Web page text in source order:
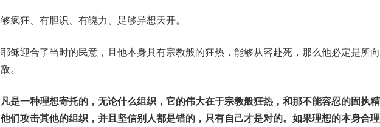
够疯狂、有胆识、有魄力、足够异想天开。
耶稣迎合了当时的民意，且他本身具有宗教般的狂热，能够从容赴死，那么他必定是所
敌。
凡是一种理想寄托的，无论什么组织，它的伟大在于宗教般狂热，和那不能容忍的固执
他们攻击其他的组织，并且坚信别人都是错的，只有自己才是对的。如果理想的本身合